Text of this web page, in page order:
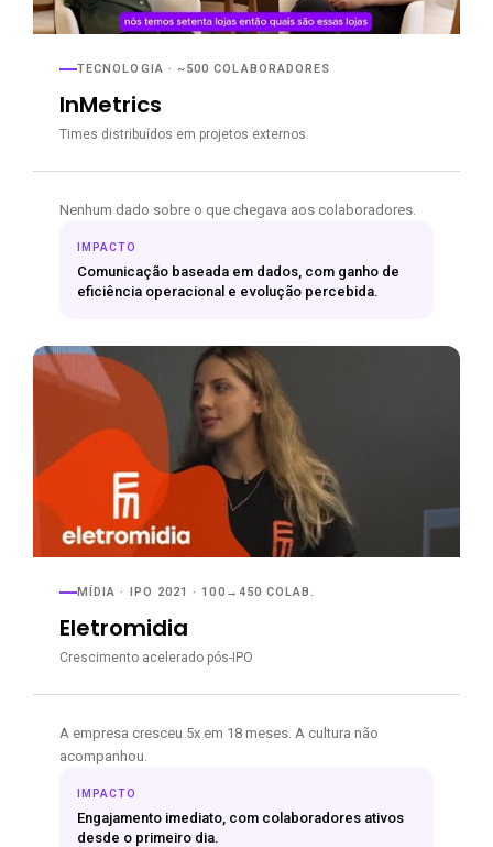
TECNOLOGIA · ~500 COLABORADORES
InMetrics
Times distribuídos em projetos externos
Nenhum dado sobre o que chegava aos colaboradores.
IMPACTO
Comunicação baseada em dados, com ganho de
eficiência operacional e evolução percebida.
MÍDIA · IPO 2021 · 100→450 COLAB.
Eletromidia
Crescimento acelerado pós-IPO
A empresa cresceu 5x em 18 meses. A cultura não
acompanhou.
IMPACTO
Engajamento imediato, com colaboradores ativos
desde o primeiro dia.